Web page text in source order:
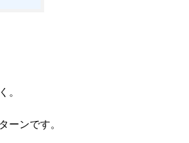
。
ーンです。